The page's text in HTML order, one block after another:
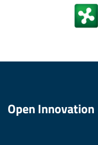
Open Innovation